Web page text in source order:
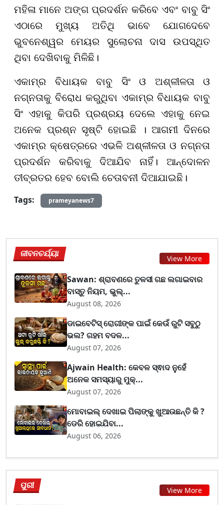
ମହିଳା ମାନେ ଅଙ୍ଗ ପ୍ରଦର୍ଶନ କରିବେ ଏବଂ ବାବୁ ସିଂ
ଏଠାରେ ମୁଖ୍ୟ ଅତିଥି ଭାବେ ଯୋଗଦେବେ
ଭୁବନେଶ୍ୱର ମେୟର ସୁଲୋଚନା ଦାସ ଉପସ୍ଥିତ
ଥିବା ଦେଖିବାକୁ ମିଳିଛି।
ଏକାମ୍ର ବିଧାୟକ ବାବୁ ସିଂ ଓ ଅଶ୍ଳୀଳତା ଓ
ନଗ୍ନତାକୁ ବିରୋଧ କରୁଥିବା ଏକାମ୍ର ବିଧାୟକ ବାବୁ
ସିଂ ଏହାକୁ କିପରି ପ୍ରଶ୍ରୟ ଦେଲେ ଏହାକୁ ନେଇ
ଅନେକ ପ୍ରଶ୍ନ ସୃଷ୍ଟି ହୋଇଛି । ଆଗମୀ ଦିନରେ
ଏକାମ୍ର କ୍ଷେତ୍ରରେ ଏଭଳି ଅଶ୍ଳୀଳତା ଓ ନଗ୍ନତା
ପ୍ରଦର୍ଶନ କରିବାକୁ ଦିଆଯିବ ନାହିଁ। ଆନ୍ଦୋଳନ
ତୀବ୍ରତର ହେବ ବୋଲି ଚେତାବନୀ ଦିଆଯାଇଛି।
Tags:
prameyanews7
ଜୀବନଚର୍ଯ୍ୟା View More
Sawan: ଶ୍ରାବଣରେ ତୁଳସୀ ଗଛ ଲଗାଇବାର
ବାସ୍ତୁ ନିୟମ, ଭୁଲ୍...
August 08, 2026
ଡାଇବେଟିସ୍ ରୋଗୀଙ୍କ ପାଇଁ କେଉଁ ରୁଟି ସବୁଠୁ
ଭଲ? ଗହମ ବଦଳ...
August 07, 2026
Ajwain Health: କେବଳ ସ୍ଵାଦ ନୁହେଁ
ଅନେକ ସମସ୍ୟାରୁ ମୁକ୍...
August 07, 2026
ମୋବାଇଲ୍ ଦେଖାଇ ପିଲାଙ୍କୁ ଖୁଆଉଛନ୍ତି କି ?
ଡେରି ହୋଇଯିବା...
August 06, 2026
ପୁରୀ View More